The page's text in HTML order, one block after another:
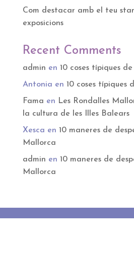
Com destacar amb el teu
exposicions
Recent Comments
admin en 10 coses típiques
Antonia en 10 coses típiques
Fama en Les Rondalles
la cultura de les Illes Balears
Xesca en 10 maneres de
Mallorca
admin en 10 maneres de
Mallorca